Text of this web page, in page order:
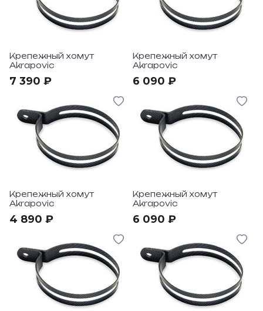
Крепежный хомут
Akrapovic
7 390 ₽
Крепежный хомут
Akrapovic
6 090 ₽
Крепежный хомут
Akrapovic
4 890 ₽
Крепежный хомут
Akrapovic
6 090 ₽